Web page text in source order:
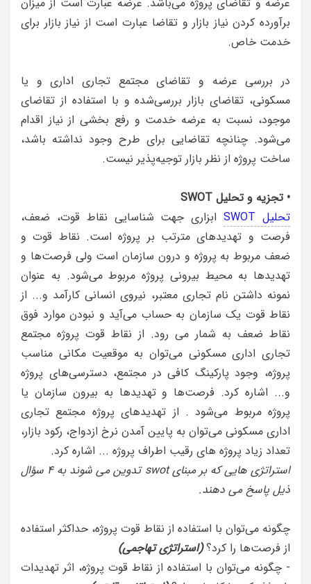
برآورده کردن نیاز بازار و تقاضا عبارت است از نیاز بازار برای
خدمت خاص.
در بررسی عرضه و تقاضای مجتمع تجاری اداری و یا
مسکونی، تقاضای بازار بررسی‌شده و با استفاده از تقاضای
موجود، نسبت به عرضه خدمت و رفع بخشی از نیاز اقدام
می‌شود. چنانچه تقاضایی برای طرح وجود نداشته باشد،
ساخت پروژه از نظر بازار توجیه‌پذیر نیست.
• تجزیه و تحلیل SWOT
تحلیل SWOT
ابزاری جهت شناسایی نقاط قوت، ضعف،
فرصت و تهدیدهای مترتب بر پروژه است. نقاط قوت و
ضعف مربوط به پروژه و درون سازمان است ولی فرصت‌ها و
تهدیدها به محیط بیرونی پروژه مربوط می‌شود. به عنوان
نمونه داشتن نام تجاری معتبر، نیروی انسانی کارآمد و... از
نقاط قوت یک سازمان به حساب می‌آید و نبودن موارد فوق
نقاط ضعف به شمار می رود. از نقاط قوت پروژه مجتمع
تجاری اداری مسکونی می‌توان به موقعیت مکانی مناسب
پروژه، وجود پارکینگ کافی در مجتمع، دسترسی‌های پروژه
و... اشاره کرد. فرصت‌ها و تهدیدها به بیرون سازمان یا
پروژه مربوط می‌شود . از تهدیدهای پروژه مجتمع تجاری
اداری مسکونی می‌توان به پایین آمدن نرخ ازدواج، رکود بازار،
تعداد زیاد پروژه های رقیب اطراف پروژه ... اشاره کرد.
استراتژی هایی که بر مبنای swot تدوین می شوند به 4 سؤال
ذیل پاسخ می دهند.
چگونه می‌توان با استفاده از نقاط قوت پروژه، حداکثر استفاده
از فرصت‌ها را کرد؟(استراتژی تهاجمی)
- چگونه می‌توان با استفاده از نقاط قوت پروژه، اثر تهدیدات